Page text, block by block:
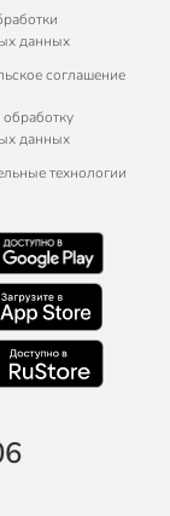
данных
соглашение
данных
технологии